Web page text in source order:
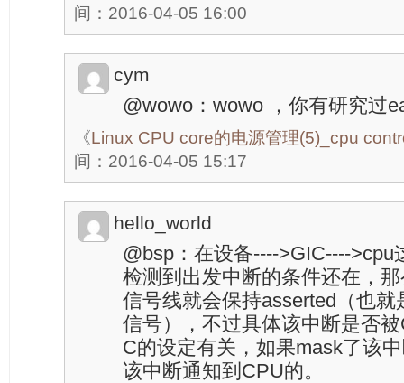
间：2016-04-05 16:00
cym
@wowo：wowo ，你有研究过
《Linux CPU core的电源管理(5)_cpu
间：2016-04-05 15:17
hello_world
@bsp：在设备---->GIC----
检测到出发中断的条件还在，
信号线就会保持asserted（也
信号），不过具体该中断是否
C的设定有关，如果mask了该
该中断通知到CPU的。